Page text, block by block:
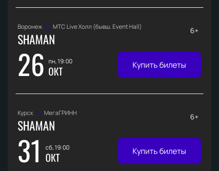
Воронеж МТС Live Холл (бывш. Event Hall)
SHAMAN
26 пн, 19:00
ОКТ
6+
Купить билеты
Курск МегаГРИНН
SHAMAN
31 сб, 19:00
ОКТ
6+
Купить билеты